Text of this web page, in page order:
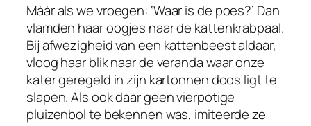
Mààr als we vroegen: ‘Waar is de poes?’ Dan
vlamden haar oogjes naar de kattenkrabpaal.
Bij afwezigheid van een kattenbeest aldaar,
vloog haar blik naar de veranda waar onze
kater geregeld in zijn kartonnen doos ligt te
slapen. Als ook daar geen vierpotige
pluizenbol te bekennen was, imiteerde ze